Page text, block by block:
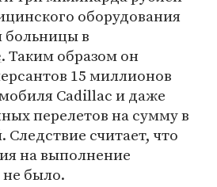
оборудования
больницы в
. Таким образом он
15 миллионов
Cadillac и даже
перелетов на сумму в
Следствие считает, что
на выполнение
не было.